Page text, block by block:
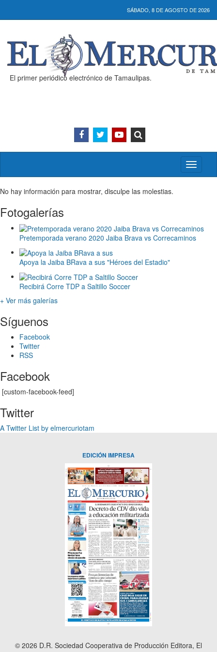
SÁBADO, 8 DE AGOSTO DE 2026
El primer periódico electrónico de Tamaulipas.
Activar/
menú
No hay información para mostrar, disculpe las molestias.
Fotogalerías
Pretemporada verano 2020 Jaiba Brava vs Correcaminos
Apoya la Jaiba BRava a sus "Héroes del Estadio"
Recibirá Corre TDP a Saltillo Soccer
+ Ver más galerías
Síguenos
Facebook
Twitter
RSS
Facebook
[custom-facebook-feed]
Twitter
A Twitter List by elmercuriotam
EDICIÓN IMPRESA
© 2026 D.R. Sociedad Cooperativa de Producción Editora, El